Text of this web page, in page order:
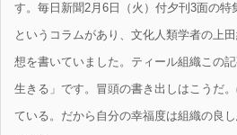
す。毎日新聞2月6日（火）付夕刊3面の特
というコラムがあり、文化人類学者の上
想を書いていました。ティール組織この
生きる」です。冒頭の書き出しはこうだ
ている。だから自分の幸福度は組織の良